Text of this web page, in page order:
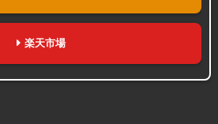
楽天市場